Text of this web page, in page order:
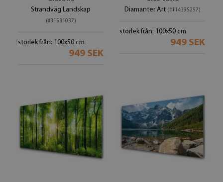
Strandväg Landskap
(#31531037)
storlek från: 100x50 cm
949 SEK
Diamanter Art (#114395257)
storlek från: 100x50 cm
949 SEK